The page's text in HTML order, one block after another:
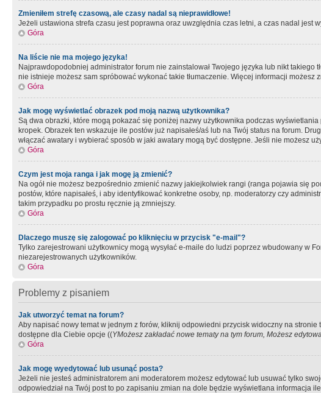
Zmieniłem strefę czasową, ale czasy nadal są nieprawidłowe!
Jeżeli ustawiona strefa czasu jest poprawna oraz uwzględnia czas letni, a czas nadal jest
Góra
Na liście nie ma mojego języka!
Najprawdopodobniej administrator forum nie zainstalował Twojego języka lub nikt takiego
nie istnieje możesz sam spróbować wykonać takie tłumaczenie. Więcej informacji
Góra
Jak mogę wyświetlać obrazek pod moją nazwą użytkownika?
Są dwa obrazki, które mogą pokazać się poniżej nazwy użytkownika podczas
kropek. Obrazek ten wskazuje ile postów już napisałeś/aś lub na Twój status na forum.
włączać awatary i wybierać sposób w jaki awatary mogą być dostępne. Jeśli nie możesz
Góra
Czym jest moja ranga i jak mogę ją zmienić?
Na ogół nie możesz bezpośrednio zmienić nazwy jakiejkolwiek rangi (ranga pojawia się
postów, które napisałeś, i aby identyfikować konkretne osoby, np. moderatorzy czy
takim przypadku po prostu ręcznie ją zmniejszy.
Góra
Dlaczego muszę się zalogować po kliknięciu w przycisk "e-mail"?
Tylko zarejestrowani użytkownicy mogą wysyłać e-maile do ludzi poprzez wbudowany w
niezarejestrowanych użytkowników.
Góra
Problemy z pisaniem
Jak utworzyć temat na forum?
Aby napisać nowy temat w jednym z forów, kliknij odpowiedni przycisk widoczny na
dostępne dla Ciebie opcje ((YMożesz zakładać nowe tematy na tym forum, Możesz
Góra
Jak mogę wyedytować lub usunąć posta?
Jeżeli nie jesteś administratorem ani moderatorem możesz edytować lub usuwać tylko
odpowiedział na Twój post to po zapisaniu zmian na dole będzie wyświetlana informacja